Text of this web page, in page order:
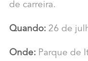
de carreira.
Quando: 26 de
Onde:Parque de